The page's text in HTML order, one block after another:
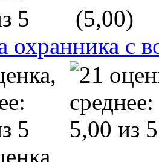
(5,00)
охранника с